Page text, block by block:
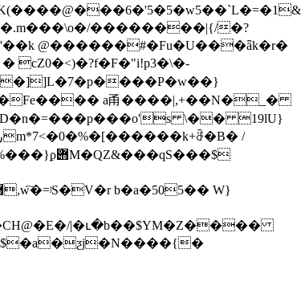
��������|{/�?